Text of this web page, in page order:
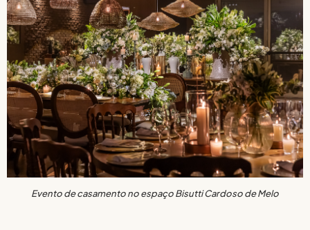
Evento de casamento no espaço Bisutti Cardoso de Melo